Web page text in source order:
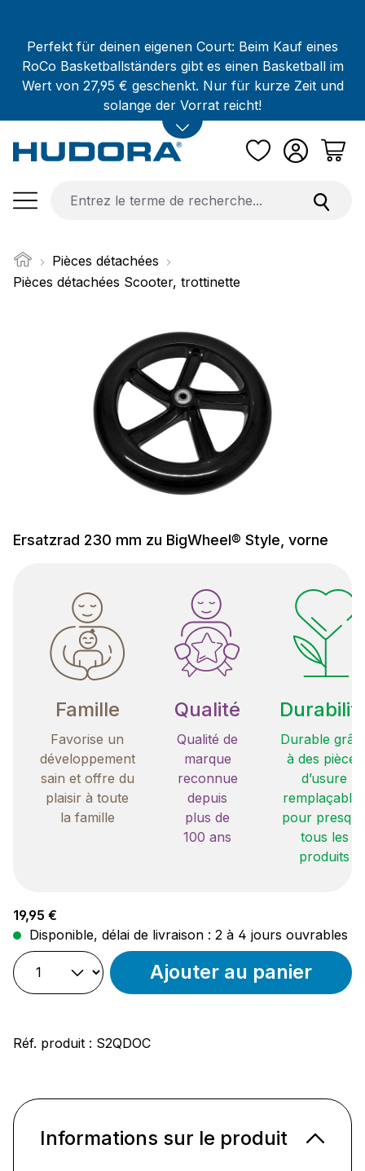
Perfekt für deinen eigenen Court: Beim Kauf eines
RoCo Basketballständers gibt es einen Basketball im
Wert von 27,95 € geschenkt. Nur für kurze Zeit und
solange der Vorrat reicht!
Pièces détachées
Pièces détachées Scooter, trottinette
Ignorer la galerie d'images
Ersatzrad 230 mm zu BigWheel® Style, vorne
Famille
Favorise un
développement
sain et offre du
plaisir à toute
la famille
Qualité
Qualité de
marque
reconnue
depuis
plus de
100 ans
Durable
à des pièces
d’usure
remplaçables
pour
tous les
produits
Prix régulier :
19,95 €
Disponible, délai de livraison : 2 à 4 jours ouvrables
Ajouter au panier
Réf. produit : S2QDOC
Informations sur le produit